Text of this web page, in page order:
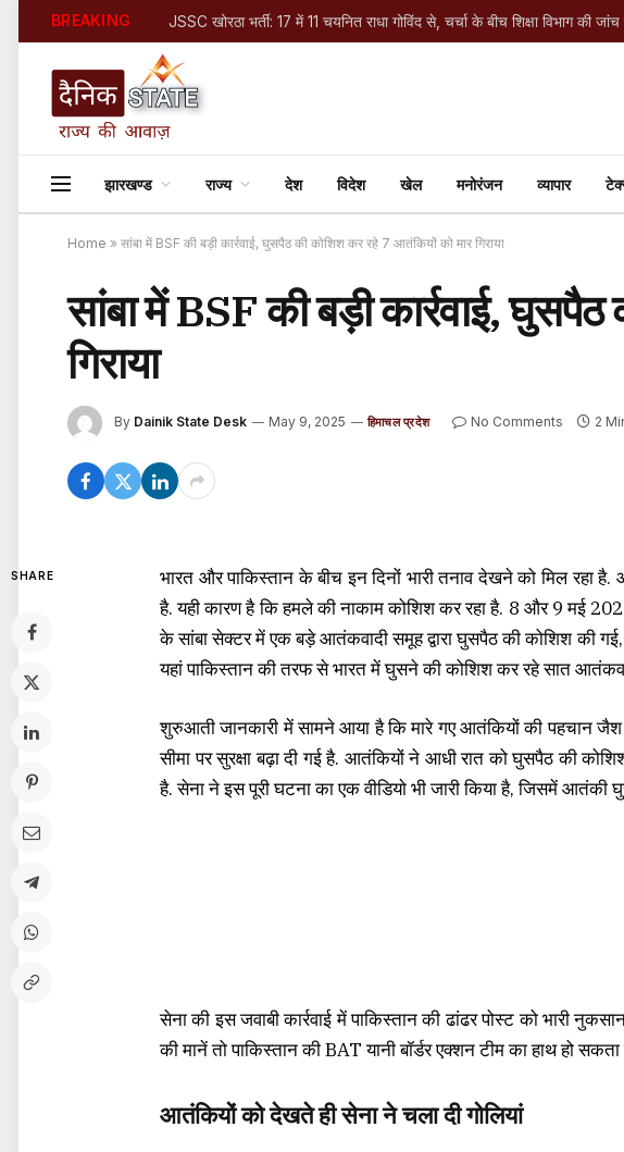
BREAKING JSSC खोरठा भर्ती: 17 में 11 चयनित राधा गोविंद से, चर्चा के बीच शिक्षा विभाग की जांच
झारखण्ड राज्य देश विदेश खेल मनोरंजन व्यापार
Home » सांबा में BSF की बड़ी कार्रवाई, घुसपैठ की कोशिश कर रहे 7 आतंकियों को मार गिराया
सांबा में BSF की बड़ी कार्रवाई,
गिराया
By Dainik State Desk May 9, 2025 हिमाचल प्रदेश No Comments 2
SHARE
भारत और पाकिस्तान के बीच इन दिनों भारी तनाव देखने को मिल रहा
है. यही कारण है कि हमले की नाकाम कोशिश कर रहा है. 8 और 9 मई
के सांबा सेक्टर में एक बड़े आतंकवादी समूह द्वारा घुसपैठ की कोशिश की
यहां पाकिस्तान की तरफ से भारत में घुसने की कोशिश कर रहे सात
शुरुआती जानकारी में सामने आया है कि मारे गए आतंकियों की पहचान
सीमा पर सुरक्षा बढ़ा दी गई है. आतंकियों ने आधी रात को घुसपैठ की
है. सेना ने इस पूरी घटना का एक वीडियाे भी जारी किया है, जिसमें आतंकी
सेना की इस जवाबी कार्रवाई में पाकिस्तान की ढांढर पोस्ट को भारी
की मानें तो पाकिस्तान की BAT यानी बॉर्डर एक्शन टीम का हाथ हो सकता
आतंकियों को देखते ही सेना ने चला दी गोलियां